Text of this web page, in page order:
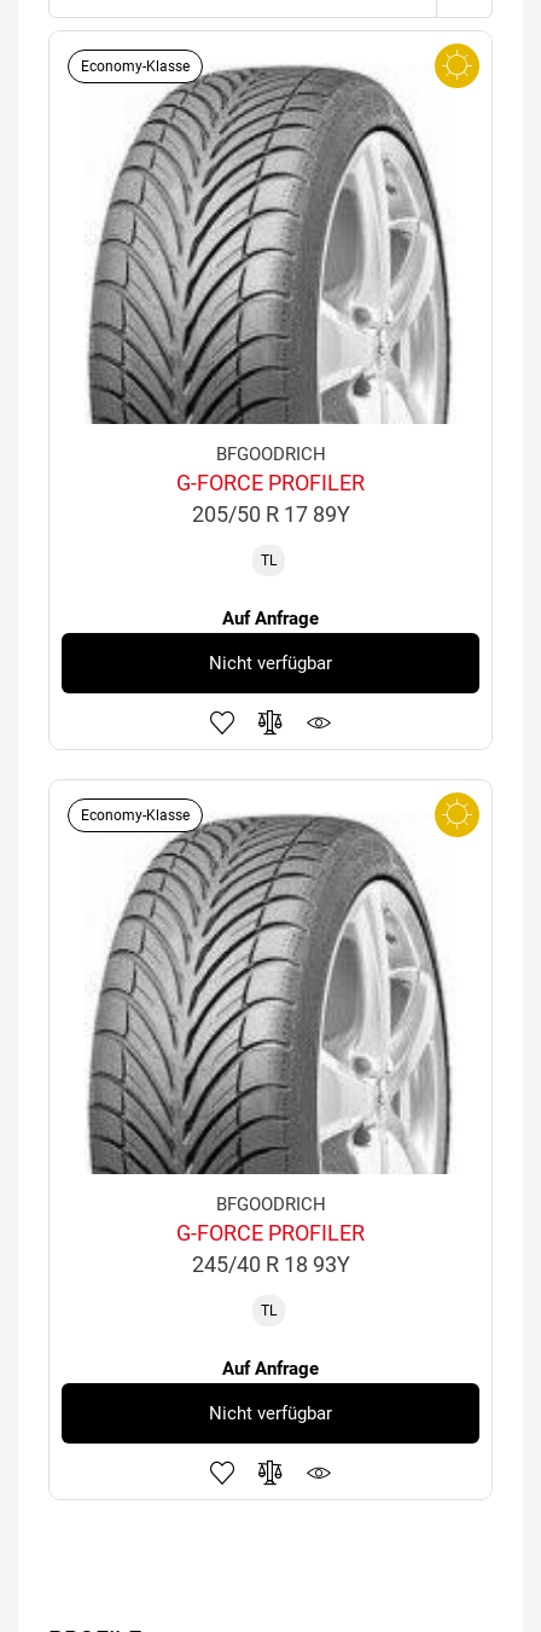
Economy-Klasse
BFGOODRICH
G-FORCE PROFILER
205/50 R 17 89Y
TL
Auf Anfrage
Nicht verfügbar
Economy-Klasse
BFGOODRICH
G-FORCE PROFILER
245/40 R 18 93Y
TL
Auf Anfrage
Nicht verfügbar